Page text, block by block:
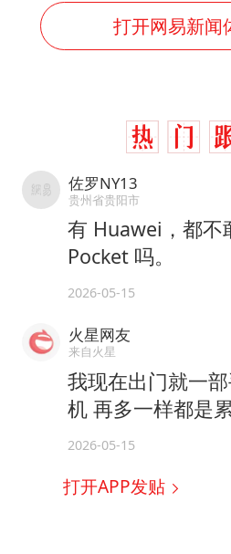
打开网易新闻
佐罗NY13
贵州省贵阳市
有 Huawei，都不
Pocket 吗。
2026-05-15
火星网友
来自火星
我现在出门就一
机 再多一样都是
2026-05-15
打开APP发贴